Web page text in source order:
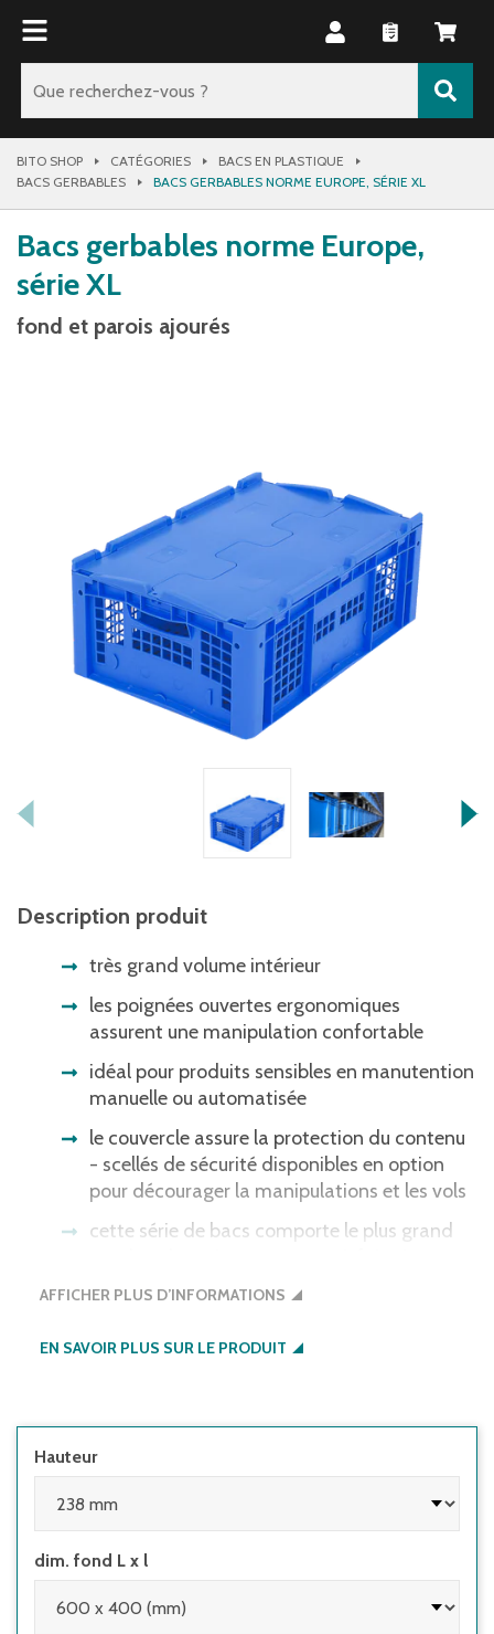
BITO SHOP CATÉGORIES
BACS EN PLASTIQUE
BACS GERBABLES
BACS GERBABLES NORME EUROPE, SÉRIE XL
Bacs gerbables norme Europe,
série XL
fond et parois ajourés
Description produit
très grand volume intérieur
les poignées ouvertes ergonomiques
assurent une manipulation confortable
idéal pour produits sensibles en manutention
manuelle ou automatisée
le couvercle assure la protection du contenu
- scellés de sécurité disponibles en option
pour décourager la manipulations et les vols
cette série de bacs comporte le plus grand
presque tous les besoins en entrepôt,
AFFICHER PLUS D’INFORMATIONS
EN SAVOIR PLUS SUR LE PRODUIT
Hauteur
dim. fond L x l